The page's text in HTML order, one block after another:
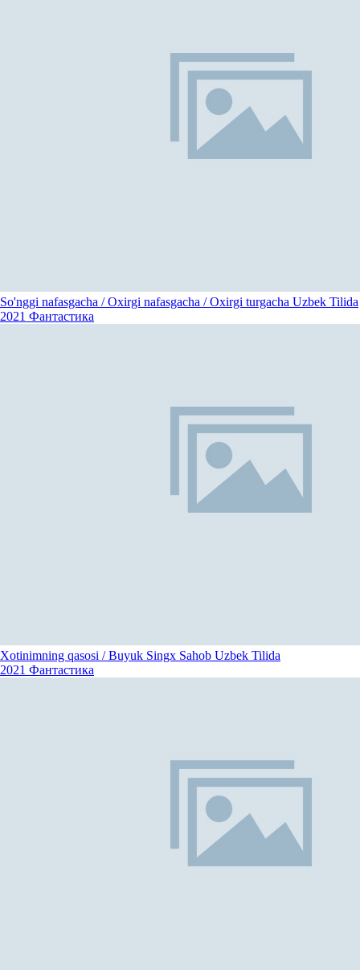
So'nggi nafasgacha / Oxirgi nafasgacha / Oxirgi turgacha Uzbek Tilida
2021 Фантастика
Xotinimning qasosi / Buyuk Singx Sahob Uzbek Tilida
2021 Фантастика